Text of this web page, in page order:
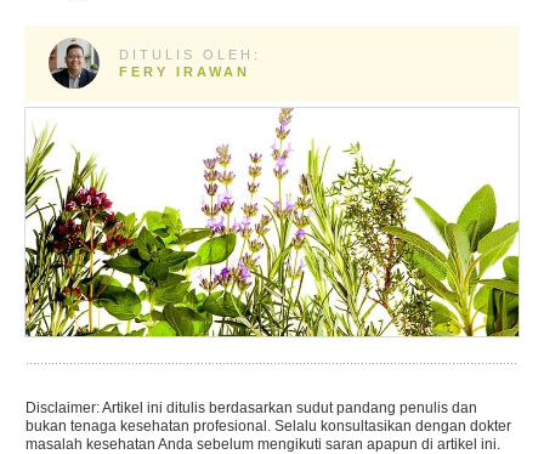
DITULIS OLEH:
FERY IRAWAN
Disclaimer: Artikel ini ditulis berdasarkan sudut pandang penulis dan
bukan tenaga kesehatan profesional. Selalu konsultasikan dengan dokter
masalah kesehatan Anda sebelum mengikuti saran apapun di artikel ini.